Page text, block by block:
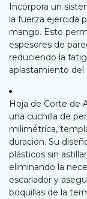
Incorpora un
la fuerza ejercida
mango. Esto
espesores de
reduciendo la
aplastamiento del
Hoja de Corte de
una cuchilla de
milimétrica,
duración. Su
plásticos sin
eliminando la
escariador y
boquillas de la